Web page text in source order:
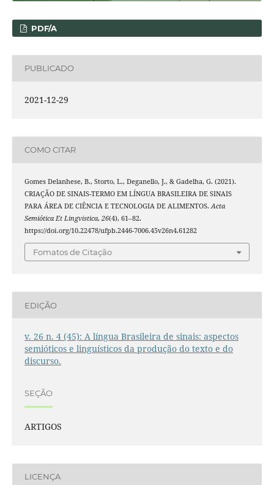
PDF/A
PUBLICADO
2021-12-29
COMO CITAR
Gomes Delanhese, B., Storto, L., Deganello, J., & Gadelha, G. (2021).
CRIAÇÃO DE SINAIS-TERMO EM LÍNGUA BRASILEIRA DE SINAIS
PARA ÁREA DE CIÊNCIA E TECNOLOGIA DE ALIMENTOS.Acta
Semiótica Et Lingvistica, 26(4), 61–82.
https://doi.org/10.22478/ufpb.2446-7006.45v26n4.61282
Fomatos de Citação
EDIÇÃO
v. 26 n. 4 (45): A língua Brasileira de sinais: aspectos
semióticos e linguísticos da produção do texto e do
discurso.
SEÇÃO
ARTIGOS
LICENÇA